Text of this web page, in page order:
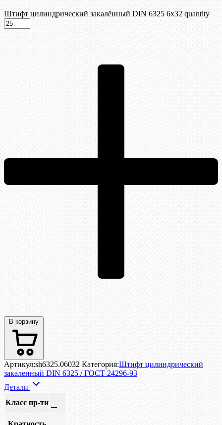
Штифт цилиндрический закалённый DIN 6325 6х32 quantity
В корзину
Артикул:sh6325.06032 Категория:Штифт цилиндрический
закаленный DIN 6325 / ГОСТ 24296-93
Детали
Класс пр-ти —